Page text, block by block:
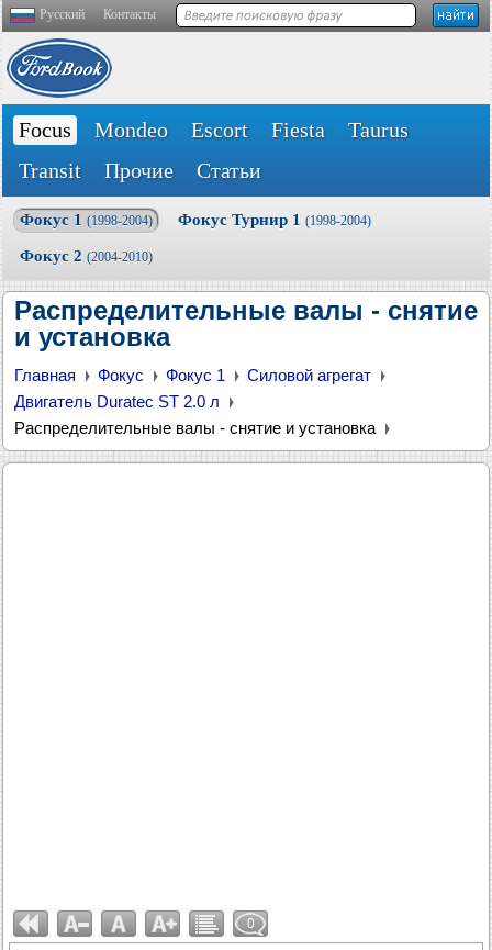
Русский Контакты
Focus Mondeo Escort Fiesta
Taurus
Transit
Прочие Статьи
Фокус 1 (1998-2004) Фокус Турнир 1 (1998-2004)
Фокус 2 (2004-2010)
Распределительные валы - снятие
и установка
Главная Фокус Фокус 1
Силовой агрегат
Двигатель Duratec ST 2.0 л
Распределительные валы - снятие и установка
0